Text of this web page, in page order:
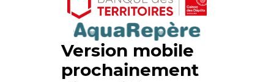
Version mobile
prochainement